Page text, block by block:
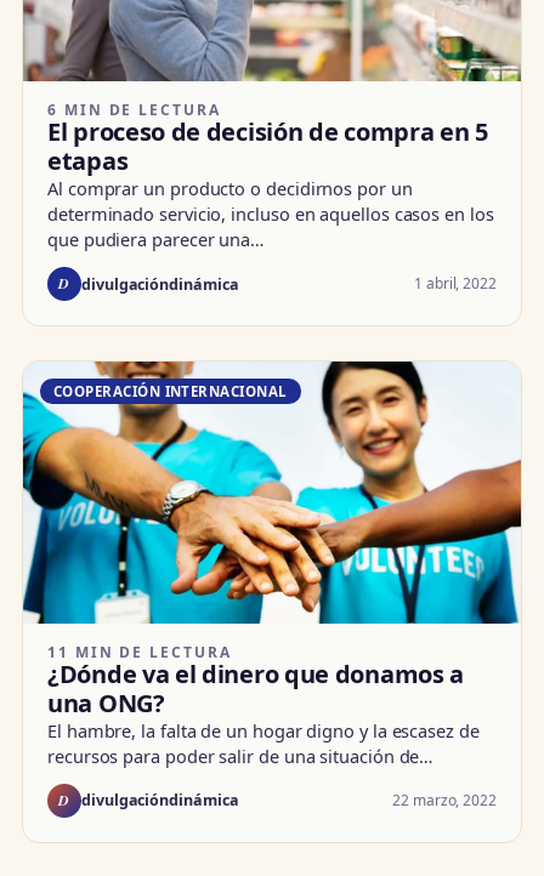
6 MIN DE LECTURA
El proceso de decisión de compra en 5
etapas
Al comprar un producto o decidirnos por un
determinado servicio, incluso en aquellos casos en los
que pudiera parecer una…
D divulgacióndinámica 1 abril, 2022
COOPERACIÓN INTERNACIONAL
11 MIN DE LECTURA
¿Dónde va el dinero que donamos a
una ONG?
El hambre, la falta de un hogar digno y la escasez de
recursos para poder salir de una situación de…
D divulgacióndinámica 22 marzo, 2022